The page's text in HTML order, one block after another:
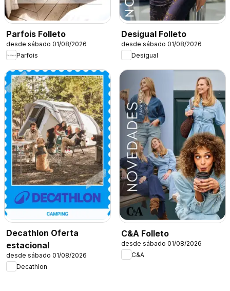
Parfois Folleto
desde sábado 01/08/2026
Parfois
Desigual Folleto
desde sábado 01/08/2026
Desigual
Decathlon Oferta
estacional
desde sábado 01/08/2026
Decathlon
C&A Folleto
desde sábado 01/08/2026
C&A